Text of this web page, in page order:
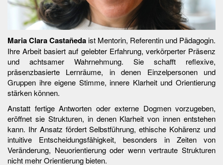
Maria Clara Castañedaist Mentorin, Referentin und Pädagogin.
Ihre Arbeit basiert auf gelebter Erfahrung, verkörperter Präsenz
und achtsamer Wahrnehmung. Sie schafft reflexive,
präsenzbasierte Lernräume, in denen Einzelpersonen und
Gruppen ihre eigene Stimme, innere Klarheit und Orientierung
stärken können.
Anstatt fertige Antworten oder externe Dogmen vorzugeben,
eröffnet sie Strukturen, in denen Klarheit von innen entstehen
kann. Ihr Ansatz fördert Selbstführung, ethische Kohärenz und
intuitive Entscheidungsfähigkeit, besonders in Zeiten von
Veränderung, Neuorientierung oder wenn vertraute Strukturen
nicht mehr Orientierung bieten.